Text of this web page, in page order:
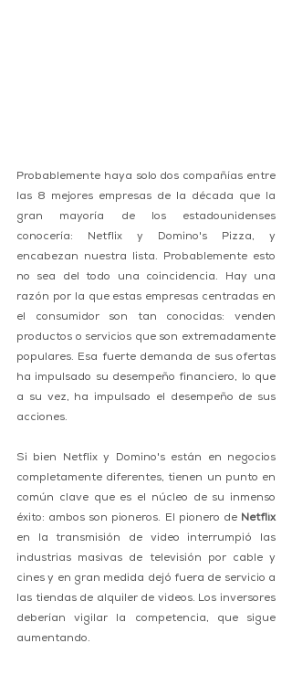
Probablemente haya solo dos compañías entre
las 8 mejores empresas de la década que la
gran mayoría de los estadounidenses
conocería: Netflix y Domino's Pizza, y
encabezan nuestra lista. Probablemente esto
no sea del todo una coincidencia. Hay una
razón por la que estas empresas centradas en
el consumidor son tan conocidas: venden
productos o servicios que son extremadamente
populares. Esa fuerte demanda de sus ofertas
ha impulsado su desempeño financiero, lo que
a su vez, ha impulsado el desempeño de sus
acciones.
Si bien Netflix y Domino's están en negocios
completamente diferentes, tienen un punto en
común clave que es el núcleo de su inmenso
éxito: ambos son pioneros. El pionero de Netflix
en la transmisión de video interrumpió las
industrias masivas de televisión por cable y
cines y en gran medida dejó fuera de servicio a
las tiendas de alquiler de videos. Los inversores
deberían vigilar la competencia, que sigue
aumentando.